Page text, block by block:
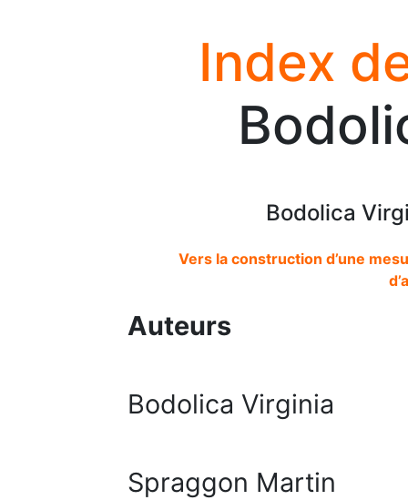
Index
Bodolica
Vers la construction d’une
Auteurs
Bodolica Virginia
Spraggon Martin